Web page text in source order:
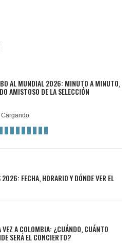
AL MUNDIAL 2026: MINUTO A MINUTO,
AMISTOSO DE LA SELECCIÓN
FECHA, HORARIO Y DÓNDE VER EL
A COLOMBIA: ¿CUÁNDO, CUÁNTO
SERÁ EL CONCIERTO?